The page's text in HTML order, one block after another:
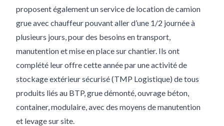
proposent également un service de location de camion
grue avec chauffeur pouvant aller d’une 1/2 journée à
plusieurs jours, pour des besoins en transport,
manutention et mise en place sur chantier. Ils ont
complété leur offre cette année par une activité de
stockage extérieur sécurisé (TMP Logistique) de tous
produits liés au BTP, grue démonté, ouvrage béton,
container, modulaire, avec des moyens de manutention
et levage sur site.